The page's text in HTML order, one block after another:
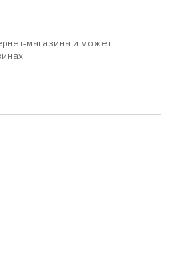
магазина и может